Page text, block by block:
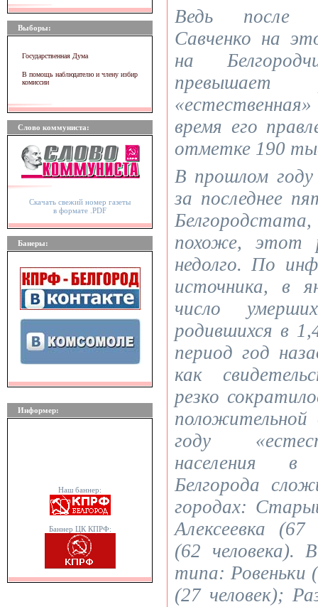
Выборы:
Государственная Дума
В помощь наблюдателю и члену избир
комиссии
Слово коммуниста:
Скачать свежий номер газеты
в формате .PDF
Банеры:
Информер:
Наш баннер:
Баннер ЦК КПРФ:
Ведь после
Савченко на
на
превышает
время его
отметке 190
В прошлом году
за последнее
похоже, этот
недолго. По
источника, в
число
родившихся в
период год
как
резко
году
населения в
Белгорода
городах:
Алексеевка
(62 человека).
типа: Ровеньки
(27 человек);